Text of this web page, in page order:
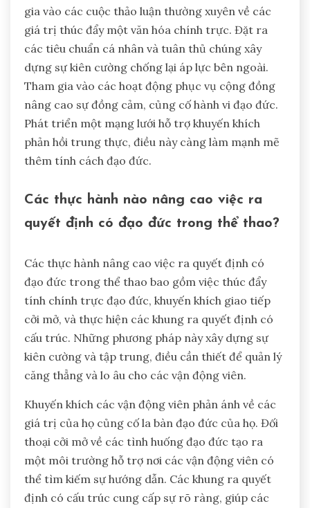
gia vào các cuộc thảo luận thường xuyên về các
giá trị thúc đẩy một văn hóa chính trực. Đặt ra
các tiêu chuẩn cá nhân và tuân thủ chúng xây
dựng sự kiên cường chống lại áp lực bên ngoài.
Tham gia vào các hoạt động phục vụ cộng đồng
nâng cao sự đồng cảm, củng cố hành vi đạo đức.
Phát triển một mạng lưới hỗ trợ khuyến khích
phản hồi trung thực, điều này càng làm mạnh mẽ
thêm tính cách đạo đức.
Các thực hành nào nâng cao việc ra
quyết định có đạo đức trong thể thao?
Các thực hành nâng cao việc ra quyết định có
đạo đức trong thể thao bao gồm việc thúc đẩy
tính chính trực đạo đức, khuyến khích giao tiếp
cởi mở, và thực hiện các khung ra quyết định có
cấu trúc. Những phương pháp này xây dựng sự
kiên cường và tập trung, điều cần thiết để quản lý
căng thẳng và lo âu cho các vận động viên.
Khuyến khích các vận động viên phản ánh về các
giá trị của họ củng cố la bàn đạo đức của họ. Đối
thoại cởi mở về các tình huống đạo đức tạo ra
một môi trường hỗ trợ nơi các vận động viên có
thể tìm kiếm sự hướng dẫn. Các khung ra quyết
định có cấu trúc cung cấp sự rõ ràng, giúp các